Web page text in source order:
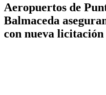
Aeropuertos de
Balmaceda
con nueva licitación